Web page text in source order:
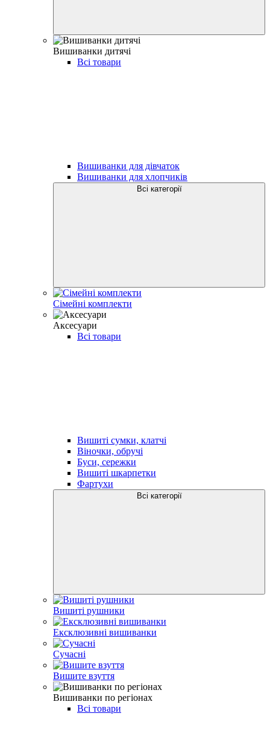
Вишиванки дитячі
Всі товари
Вишиванки для дівчаток
Вишиванки для хлопчиків
Всі категорії
Сімейні комплекти
Аксесуари
Всі товари
Вишиті сумки, клатчі
Віночки, обручі
Буси, сережки
Вишиті шкарпетки
Фартухи
Всі категорії
Вишиті рушники
Ексклюзивні вишиванки
Сучасні
Вишите взуття
Вишиванки по регіонах
Всі товари